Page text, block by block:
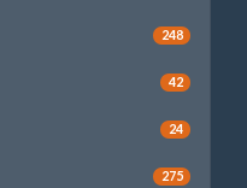
248
42
24
275